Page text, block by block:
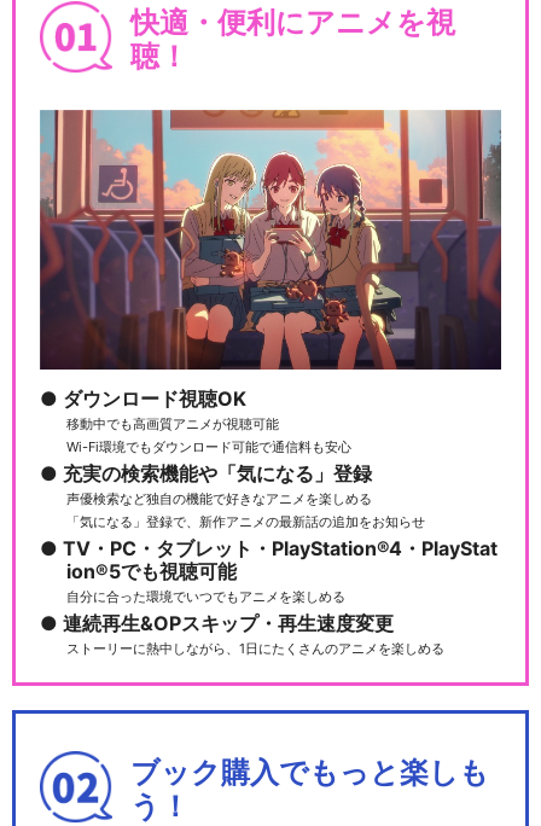
快適・便利にアニメを視
聴！
ダウンロード視聴OK
移動中でも高画質アニメが視聴可能
Wi-Fi環境でもダウンロード可能で通信料も安心
充実の検索機能や「気になる」登録
声優検索など独自の機能で好きなアニメを楽しめる
「気になる」登録で、新作アニメの最新話の追加をお知らせ
TV・PC・タブレット・PlayStation®4・PlayStat
ion®5でも視聴可能
自分に合った環境でいつでもアニメを楽しめる
連続再生&OPスキップ・再生速度変更
ストーリーに熱中しながら、1日にたくさんのアニメを楽しめる
ブック購入でもっと楽しも
う！